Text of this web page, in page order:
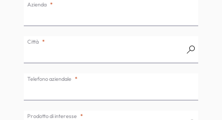
Azienda
Città
Telefono aziendale
Prodotto di interesse